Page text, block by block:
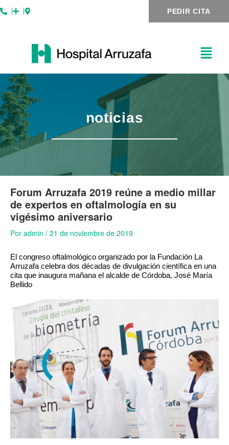
al
PEDIR CITA
noticias
Forum Arruzafa 2019 reúne a medio millar
de expertos en oftalmología en su
vigésimo aniversario
Por admin / 21 de noviembre de 2019
El congreso oftalmológico organizado por la Fundación La
Arruzafa celebra dos décadas de divulgación científica en una
cita que inaugura mañana el alcalde de Córdoba, José María
Bellido
de